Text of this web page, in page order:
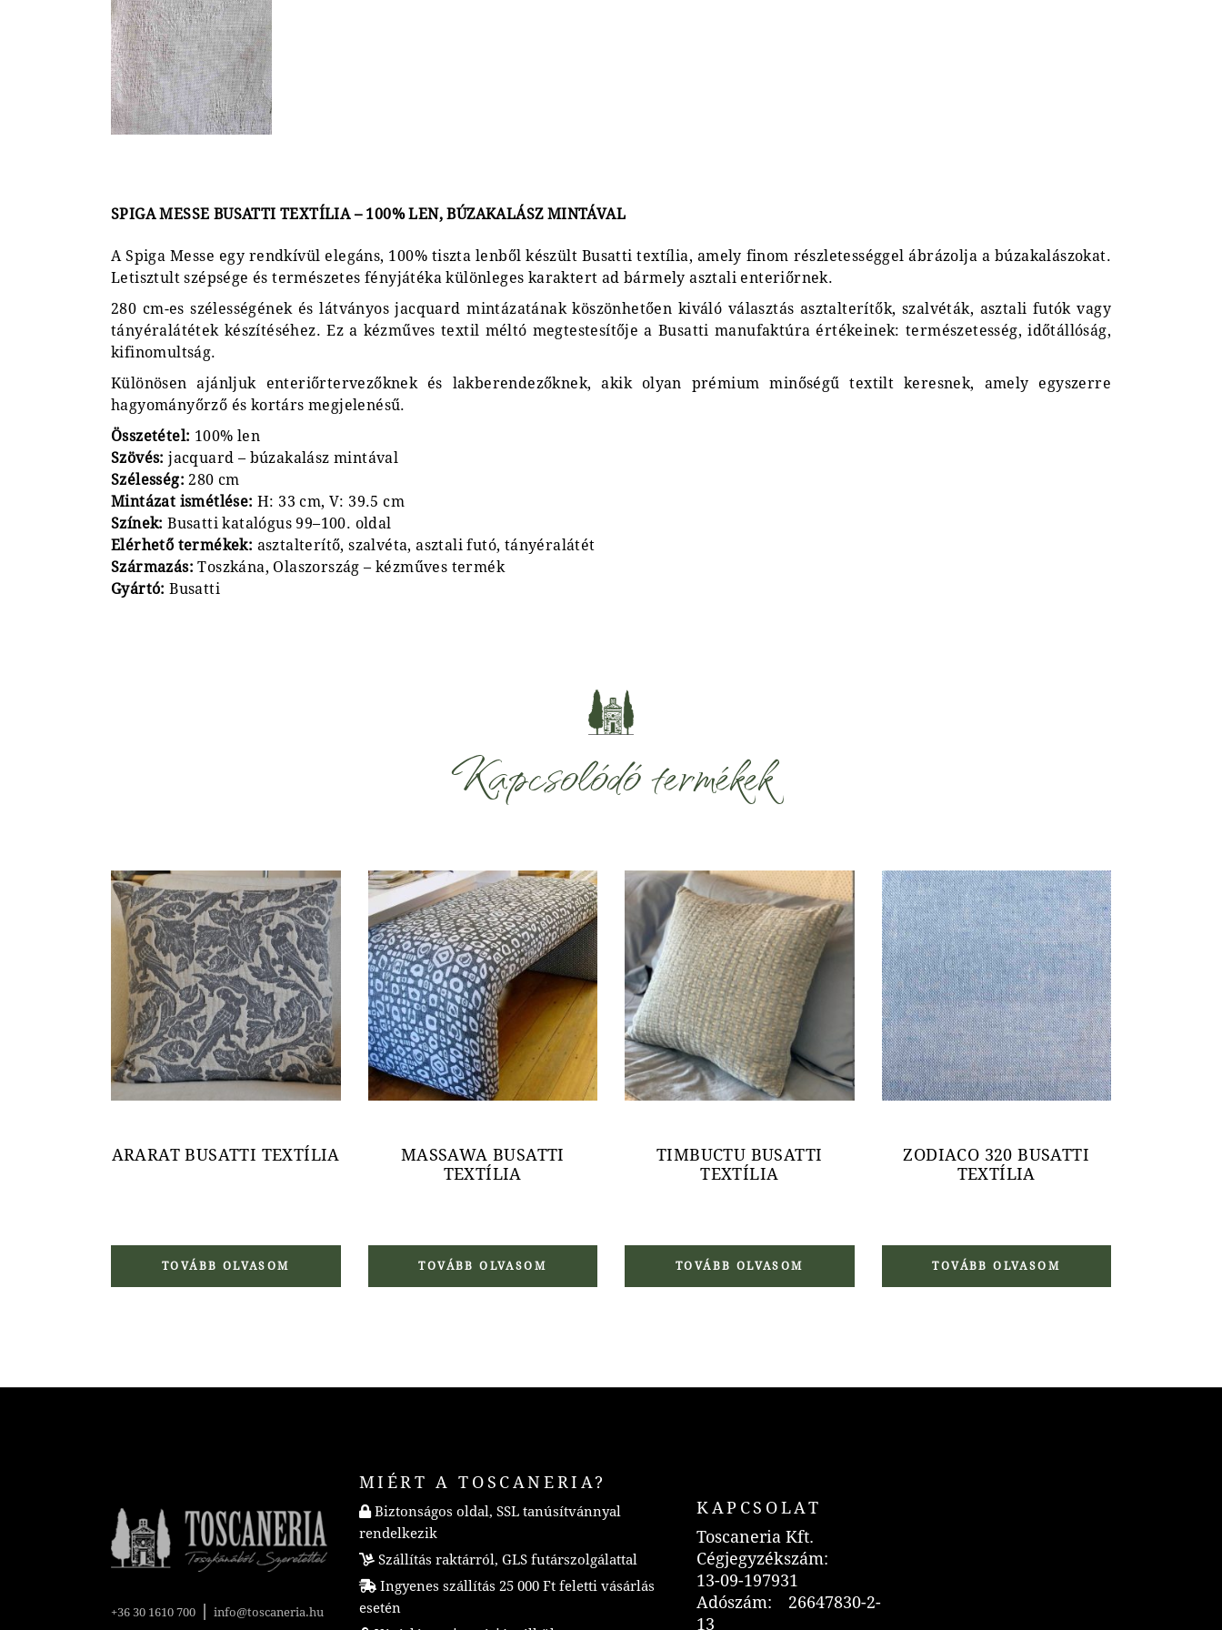
SPIGA MESSE BUSATTI TEXTÍLIA – 100% LEN, BÚZAKALÁSZ MINTÁVAL
A Spiga Messe egy rendkívül elegáns, 100% tiszta lenből készült Busatti textília, amely finom részletességgel ábrázolja a búzakalászokat.
Letisztult szépsége és természetes fényjátéka különleges karaktert ad bármely asztali enteriőrnek.
280 cm-es szélességének és látványos jacquard mintázatának köszönhetően kiváló választás asztalterítők, szalvéták, asztali futók vagy
tányéralátétek készítéséhez. Ez a kézműves textil méltó megtestesítője a Busatti manufaktúra értékeinek: természetesség, időtállóság,
kifinomultság.
Különösen ajánljuk enteriőrtervezőknek és lakberendezőknek, akik olyan prémium minőségű textilt keresnek, amely egyszerre
hagyományőrző és kortárs megjelenésű.
Összetétel: 100% len
Szövés: jacquard – búzakalász mintával
Szélesség: 280 cm
Mintázat ismétlése: H: 33 cm, V: 39.5 cm
Színek: Busatti katalógus 99–100. oldal
Elérhető termékek: asztalterítő, szalvéta, asztali futó, tányéralátét
Származás: Toszkána, Olaszország – kézműves termék
Gyártó: Busatti
Kapcsolódó termékek
ARARAT BUSATTI TEXTÍLIA
TOVÁBB OLVASOM
MASSAWA BUSATTI
TEXTÍLIA
TOVÁBB OLVASOM
TIMBUCTU BUSATTI
TEXTÍLIA
TOVÁBB OLVASOM
ZODIACO 320 BUSATTI
TEXTÍLIA
TOVÁBB OLVASOM
+36 30 1610 700 info@toscaneria.hu
MIÉRT A TOSCANERIA?
Biztonságos oldal, SSL tanúsítvánnyal
rendelkezik
Szállítás raktárról, GLS futárszolgálattal
Ingyenes szállítás 25 000 Ft feletti vásárlás
esetén
KAPCSOLAT
Toscaneria Kft.
Cégjegyzékszám:
13-09-197931
Adószám: 26647830-2-
13